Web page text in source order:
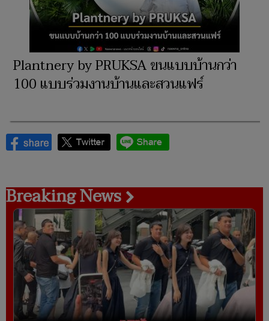
Plantnery by PRUKSA ขนแบบบ้านกว่า
100 แบบร่วมงานบ้านและสวนแฟร์
Breaking News